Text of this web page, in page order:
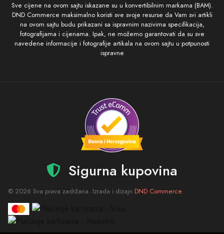
Količina
Sve cijene na ovom sajtu iskazane su u konvertibilnim markama (BAM).
DND Commerce maksimalno koristi sve svoje resurse da Vam svi artikli
na ovom sajtu budu prikazani sa ispravnim nazivima specifikacija,
fotografijama i cijenama. Ipak, ne možemo garantovati da su sve
navedene informacije i fotografije artikala na ovom sajtu u potpunosti
ispravne
Sigurna kupovina
© 2026 Sva prava zadržana. Izrada i dizajn DND Commerce.